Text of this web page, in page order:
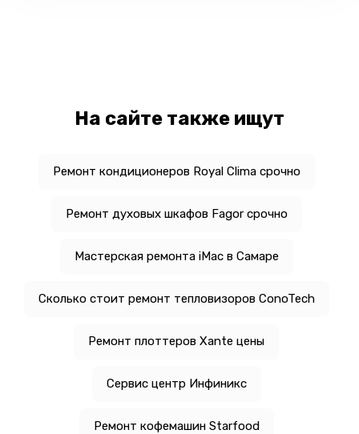
На сайте также ищут
Ремонт кондиционеров Royal Clima срочно
Ремонт духовых шкафов Fagor срочно
Мастерская ремонта iMac в Самаре
Сколько стоит ремонт тепловизоров ConoTech
Ремонт плоттеров Xante цены
Сервис центр Инфиникс
Ремонт кофемашин Starfood